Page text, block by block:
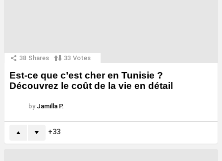
38 Shares 33 Votes
Est-ce que c’est cher en Tunisie ?
Découvrez le coût de la vie en détail
by Jamilla P.
33